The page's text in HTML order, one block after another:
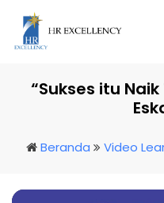
“Sukses itu
Beranda Video